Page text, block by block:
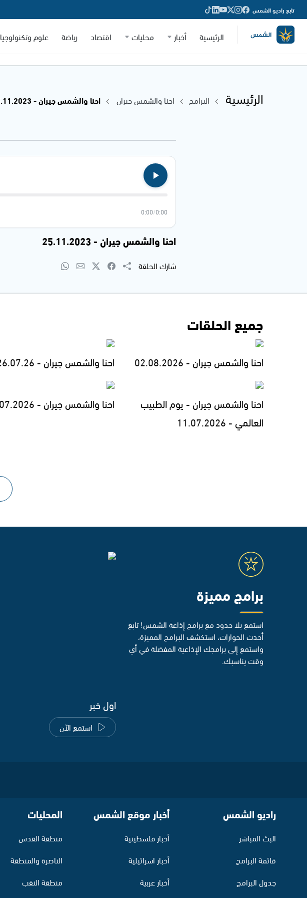
تابع راديو الشمس
الرئيسية أخبار محليات اقتصاد رياضة علوم وتكنولوجيا
الرئيسية البرامج احنا والشمس جيران
احنا والشمس جيران - 25.11.2023
0:00
/
0:00
احنا والشمس جيران - 25.11.2023
شارك الحلقة
جميع الحلقات
احنا والشمس جيران - 02.08.2026 احنا والشمس جيران - 26.07.26
احنا والشمس جيران - يوم الطبيب
العالمي - 11.07.2026
احنا والشمس جيران - 05.07.2026
برامج مميزة
استمع بلا حدود مع برامج إذاعة الشمس! تابع
أحدث الحوارات، استكشف البرامج المميزة،
واستمع إلى برامجك الإذاعية المفضلة في أي
وقت يناسبك.
اول خبر
استمع الآن
راديو الشمس
البث المباشر
قائمة البرامج
جدول البرامج
أخبار موقع الشمس
أخبار فلسطينية
أخبار اسرائيلية
أخبار عربية
المحليات
منطقة القدس
الناصرة والمنطقة
منطقة النقب